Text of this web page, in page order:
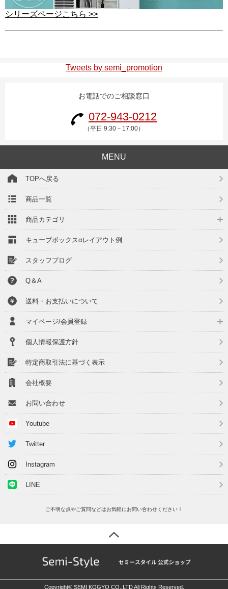
シリーズページこちら >>
Tweets by semi_promotion
お電話でのご相談窓口
072-943-0212
（平日 9:30－17:00）
MENU
TOPへ戻る
商品一覧
商品カテゴリ
キューブボックスαレイアウト例
スタッフブログ
Q＆A
送料・お支払いについて
マイページ/会員登録
個人情報保護方針
特定商取引法に基づく表示
会社概要
お問い合わせ
Youtube
Twitter
Instagram
LINE
ご不明な点やご質問などはお気軽にお問い合わせください！
Copyright© SEMI KOGYO CO.,LTD All Rights Reserved.